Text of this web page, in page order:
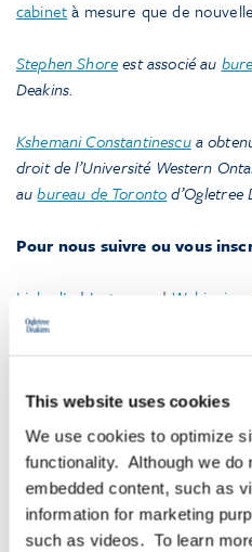
This website uses cookies
We use cookies to optimize
functionality. Although we do
embedded content, such as
information for marketing
such as videos. To learn
cabinetà mesure que de
Stephen Shoreest associé au
Deakins.
Kshemani Constantinescua
droit de l’Université Western
aubureau de Torontod’Ogletree
Pour nous suivre ou vous
LinkedIn | Instagram | Webinaires
Pour